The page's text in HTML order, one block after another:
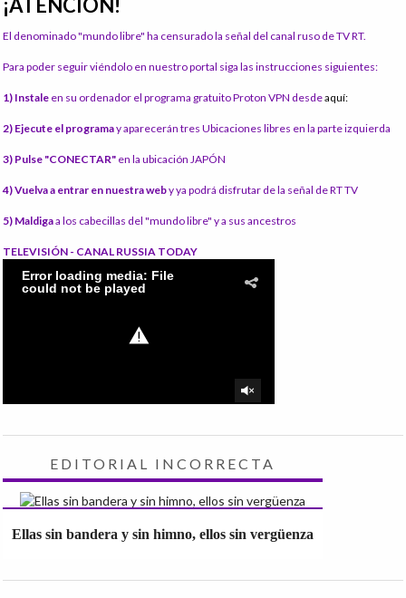
¡ATENCIÓN!
El denominado "mundo libre" ha censurado la señal del canal ruso de TV RT.
Para poder seguir viéndolo en nuestro portal siga las instrucciones siguientes:
1) Instale en su ordenador el programa gratuito Proton VPN desdeaquí:
2) Ejecute el programay aparecerán tres Ubicaciones libres en la parte izquierda
3) Pulse "CONECTAR" en la ubicación JAPÓN
4) Vuelva a entrar en nuestra weby ya podrá disfrutar de la señal de RT TV
5) Maldigaa los cabecillas del "mundo libre" y a sus ancestros
TELEVISIÓN - CANAL RUSSIA TODAY
EDITORIAL INCORRECTA
Ellas sin bandera y sin himno, ellos sin vergüenza